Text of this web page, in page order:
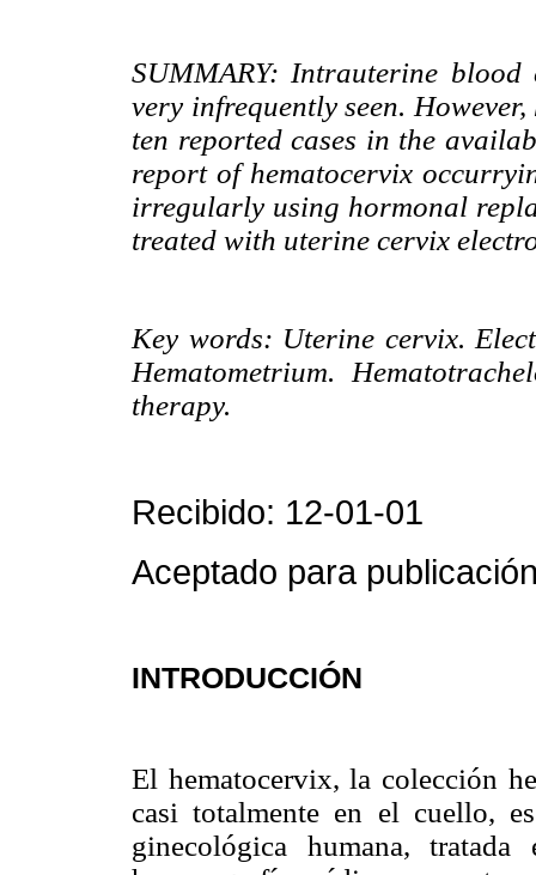
SUMMARY: Intrauterine
very infrequently seen.
ten reported cases in the
report of hematocervix
irregularly using hormonal
treated with uterine cervix
Key words: Uterine cervix.
Hematometrium.
therapy.
Recibido: 12-01-01
Aceptado para
INTRODUCCIÓN
El hematocervix, la colección
casi totalmente en el cuello,
ginecológica humana,